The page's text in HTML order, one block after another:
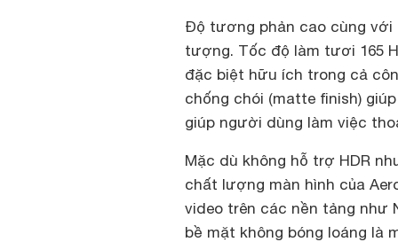
Độ tương phản cao cùng với
tượng. Tốc độ làm tươi 165
đặc biệt hữu ích trong cả
chống chói (matte finish)
giúp người dùng làm việc
Mặc dù không hỗ trợ HDR
chất lượng màn hình của
video trên các nền tảng như
bề mặt không bóng loáng là